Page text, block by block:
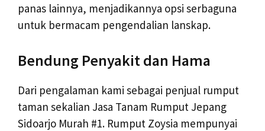
panas lainnya, menjadikannya opsi serbaguna
untuk bermacam pengendalian lanskap.
Bendung Penyakit dan Hama
Dari pengalaman kami sebagai penjual rumput
taman sekalian Jasa Tanam Rumput Jepang
Sidoarjo Murah #1. Rumput Zoysia mempunyai